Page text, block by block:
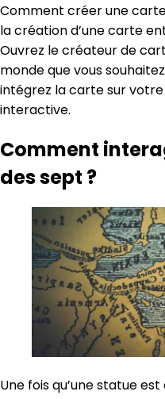
Comment créer une
la création d’une carte
Ouvrez le créateur de
monde que vous
intégrez la carte sur
interactive.
Comment
des sept ?
Une fois qu’une statue